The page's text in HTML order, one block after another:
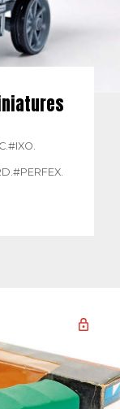
#IXO.
#PERFEX.